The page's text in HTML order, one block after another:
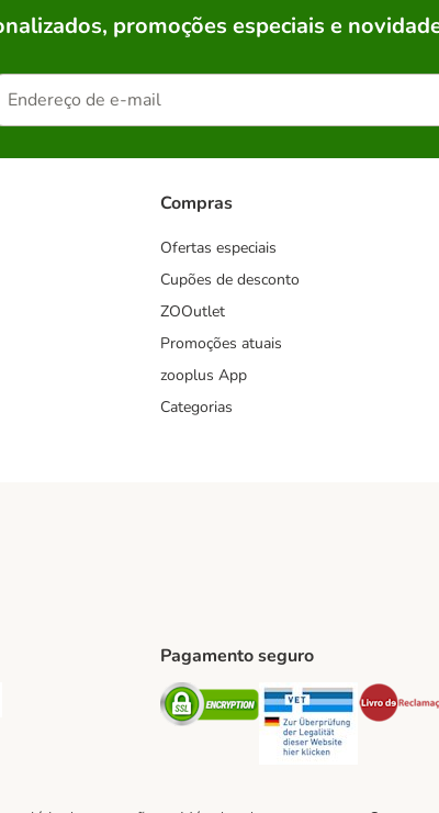
promoções especiais e
Compras
Ofertas especiais
Cupões de desconto
ZOOutlet
Promoções atuais
zooplus App
Categorias
Method
Method
Paack Shipping Method
Pagamento seguro
Security Security